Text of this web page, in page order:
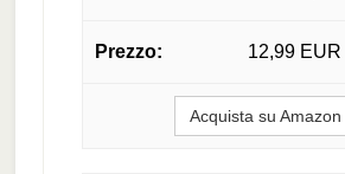
12,99 EUR
Acquista su Amazon